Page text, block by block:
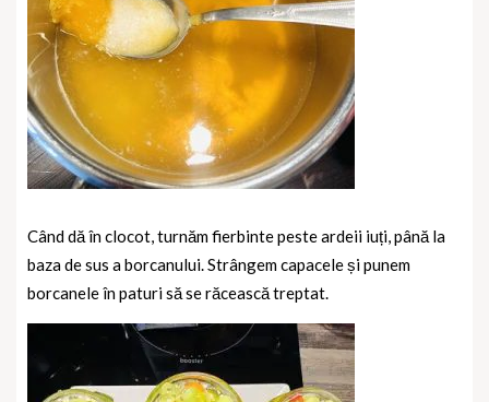
Când dă în clocot, turnăm fierbinte peste ardeii iuți, până la
baza de sus a borcanului. Strângem capacele și punem
borcanele în paturi să se răcească treptat.